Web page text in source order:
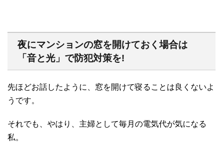
夜にマンションの窓を開けておく場合は
「音と光」で防犯対策を!
先ほどお話したように、窓を開けて寝ることは良くないよ
うです。
それでも、やはり、主婦として毎月の電気代が気になる
私。